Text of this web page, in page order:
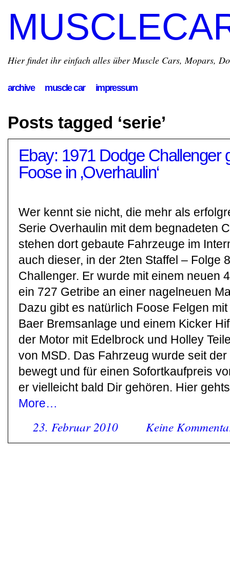
Hier findet ihr einfach alles über Muscle Cars, Mopars,
archive muscle car impressum
Posts tagged ‘serie’
Ebay: 1971 Dodge Challenger
Foose in ‚Overhaulin‘
Wer kennt sie nicht, die mehr als
Serie Overhaulin mit dem begnadeten
stehen dort gebaute Fahrzeuge im
auch dieser, in der 2ten Staffel – Folge
Challenger. Er wurde mit einem neuen
ein 727 Getribe an einer nagelneuen
Dazu gibt es natürlich Foose Felgen
Baer Bremsanlage und einem Kicker
der Motor mit Edelbrock und Holley
von MSD. Das Fahrzeug wurde seit
bewegt und für einen Sofortkaufpreis
er vielleicht bald Dir gehören. Hier
More…
23. Februar 2010 Keine